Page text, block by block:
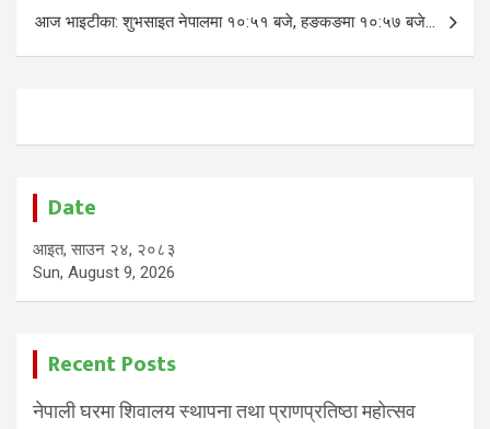
आज भाइटीका: शुभसाइत नेपालमा १०:५१ बजे, हङकङमा १०:५७ बजे…
Date
आइत, साउन २४, २०८३
Sun, August 9, 2026
Recent Posts
नेपाली घरमा शिवालय स्थापना तथा प्राणप्रतिष्ठा महोत्सव